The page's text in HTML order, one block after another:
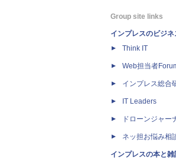
Group site links
インプレスのビジ
Think IT
Web担当者
インプレス総合
IT Leaders
ドローンジャー
ネッ担お悩み相
インプレスの本と雑